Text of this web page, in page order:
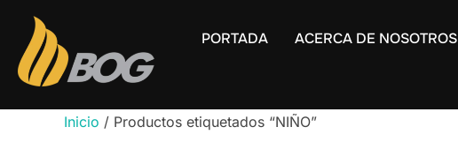
PORTADA ACERCA DE NOSOTROS
Inicio / Productos etiquetados “NIÑO”